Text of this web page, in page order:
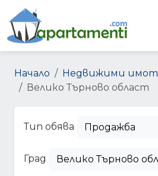
Начало
Недвижими
Велико Търново област
Тип обява Продажба
Град Велико Търново